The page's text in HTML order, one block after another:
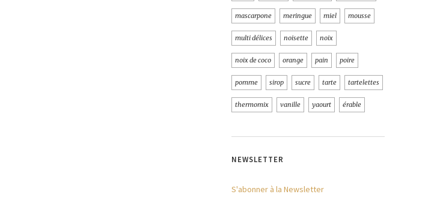
mascarpone meringue miel mousse
multi délices noisette noix
noix de coco orange pain poire
pomme sirop sucre tarte tartelettes
thermomix vanille yaourt érable
NEWSLETTER
S'abonner à la Newsletter